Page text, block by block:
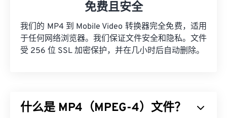
免费且安全
我们的 MP4 到 Mobile Video 转换器完全免费，适用
于任何网络浏览器。我们保证文件安全和隐私。文件
受 256 位 SSL 加密保护，并在几小时后自动删除。
什么是 MP4（MPEG-4）文件？